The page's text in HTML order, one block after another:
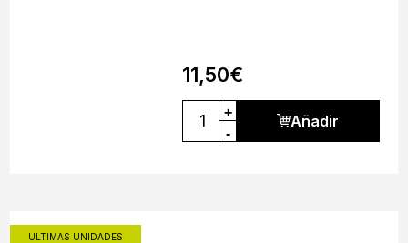
11,50€
+
-
Añadir
ULTIMAS UNIDADES